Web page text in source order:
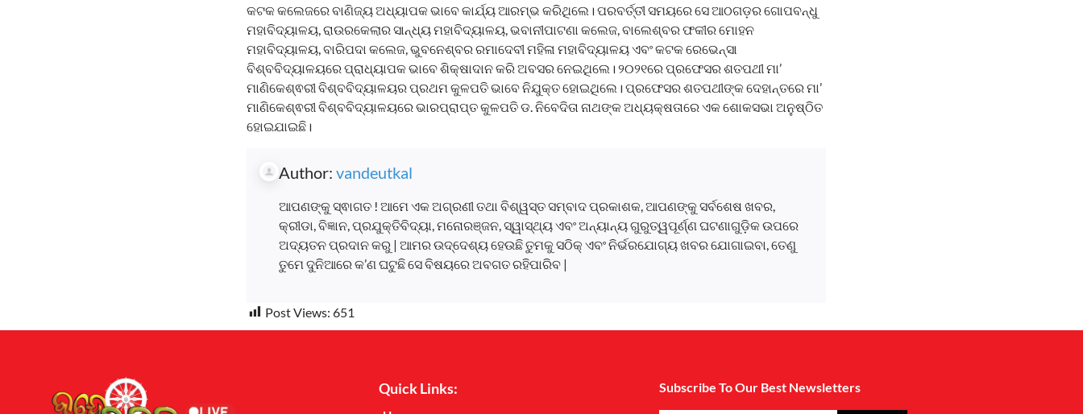
କଟକ କଲେଜରେ ବାଣିଜ୍ୟ ଅଧ୍ୟାପକ ଭାବେ କାର୍ଯ୍ୟ ଆରମ୍ଭ କରିଥିଲେ। ପରବର୍ତ୍ତୀ ସମୟରେ ସେ ଆଠଗଡ଼ର ଗୋପବନ୍ଧୁ
ମହାବିଦ୍ୟାଳୟ, ରାଉରକେଲାର ସାନ୍ଧ୍ୟ ମହାବିଦ୍ୟାଳୟ, ଭବାନୀପାଟଣା କଲେଜ, ବାଲେଶ୍ବର ଫକୀର ମୋହନ
ମହାବିଦ୍ୟାଳୟ, ବାରିପଦା କଲେଜ, ଭୁବନେଶ୍ବର ରମାଦେବୀ ମହିଳା ମହାବିଦ୍ୟାଳୟ ଏବଂ କଟକ ରେଭେନ୍ସା
ବିଶ୍ବବିଦ୍ୟାଳୟରେ ପ୍ରାଧ୍ୟାପକ ଭାବେ ଶିକ୍ଷାଦାନ କରି ଅବସର ନେଇଥିଲେ। ୨୦୨୧ରେ ପ୍ରଫେସର ଶତପଥୀ ମା’
ମାଣିକେଶ୍ଵରୀ ବିଶ୍ବବିଦ୍ୟାଳୟର ପ୍ରଥମ କୁଳପତି ଭାବେ ନିଯୁକ୍ତ ହୋଇଥିଲେ। ପ୍ରଫେସର ଶତପ‌ଥୀଙ୍କ ଦେହାନ୍ତରେ ମା’
ମାଣିକେଶ୍ଵରୀ ବିଶ୍ବବିଦ୍ୟାଳୟରେ ଭାରପ୍ରାପ୍ତ କୁଳପତି ଡ. ନିବେଦିତା ନାଥଙ୍କ ଅଧ୍ୟକ୍ଷତାରେ ଏକ ଶୋକସଭା ଅନୁଷ୍ଠିତ
ହୋଇଯାଇଛି।
Author: vandeutkal
ଆପଣଙ୍କୁ ସ୍ଵାଗତ ! ଆମେ ଏକ ଅଗ୍ରଣୀ ତଥା ବିଶ୍ୱସ୍ତ ସମ୍ବାଦ ପ୍ରକାଶକ, ଆପଣଙ୍କୁ ସର୍ବଶେଷ ଖବର,
କ୍ରୀଡା, ବିଜ୍ଞାନ, ପ୍ରଯୁକ୍ତିବିଦ୍ୟା, ମନୋରଞ୍ଜନ, ସ୍ୱାସ୍ଥ୍ୟ ଏବଂ ଅନ୍ୟାନ୍ୟ ଗୁରୁତ୍ୱପୂର୍ଣ୍ଣ ଘଟଣାଗୁଡ଼ିକ ଉପରେ
ଅଦ୍ୟତନ ପ୍ରଦାନ କରୁ | ଆମର ଉଦ୍ଦେଶ୍ୟ ହେଉଛି ତୁମକୁ ସଠିକ୍ ଏବଂ ନିର୍ଭରଯୋଗ୍ୟ ଖବର ଯୋଗାଇବା, ତେଣୁ
ତୁମେ ଦୁନିଆରେ କ’ଣ ଘଟୁଛି ସେ ବିଷୟରେ ଅବଗତ ରହିପାରିବ |
Post Views: 651
Quick Links: Subscribe To Our Best Newsletters